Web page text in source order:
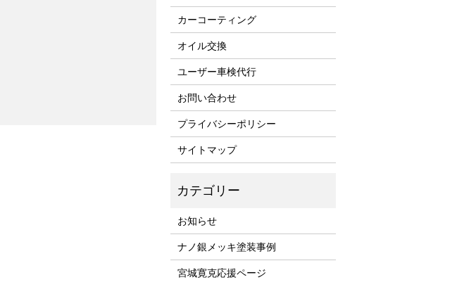
カーコーティング
オイル交換
ユーザー車検代行
お問い合わせ
プライバシーポリシー
サイトマップ
お知らせ
ナノ銀メッキ塗装事例
宮城寛克応援ページ